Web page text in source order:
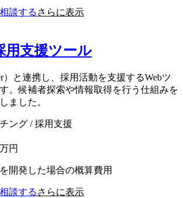
談する さらに表示
用支援ツール
）と連携し、採用活動を支援するWebツ
。候補者探索や情報取得を行う仕組みを
ました。
ング / 採用支援
円
開発した場合の概算費用
談する さらに表示